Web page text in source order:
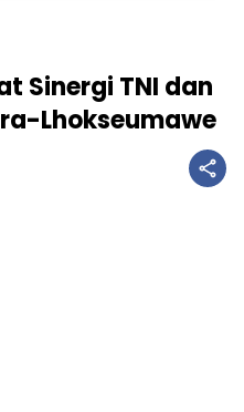
Sinergi TNI dan
Lhokseumawe